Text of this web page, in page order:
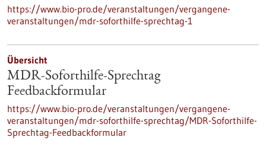
https://www.bio-pro.de/veranstaltungen/vergangene-
veranstaltungen/mdr-soforthilfe-sprechtag-1
Übersicht
MDR-Soforthilfe-Sprechtag
Feedbackformular
https://www.bio-pro.de/veranstaltungen/vergangene-
veranstaltungen/mdr-soforthilfe-sprechtag/MDR-Soforthilfe-
Sprechtag-Feedbackformular